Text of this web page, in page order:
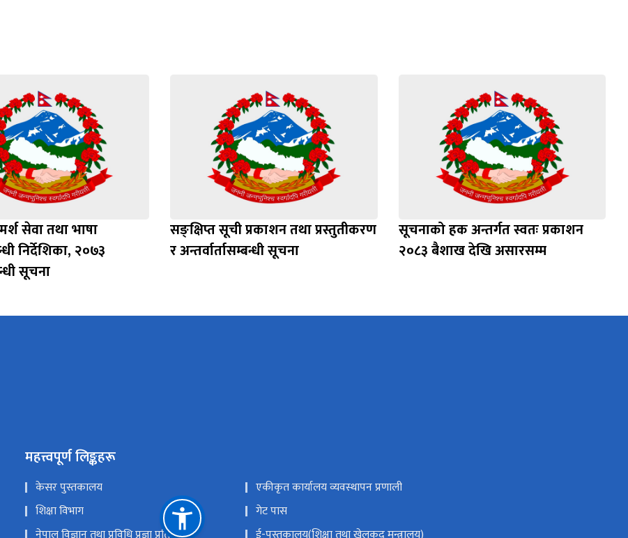
सेवा तथा भाषा
निर्देशिका, २०७३
सूचना
सङ्क्षिप्त सूची प्रकाशन तथा प्रस्तुतीकरण
र अन्तर्वार्तासम्बन्धी सूचना
सूचनाको हक अन्तर्गत स्वतः प्रकाशन
२०८३ बैशाख देखि असारसम्म
महत्त्वपूर्ण लिङ्कहरू
केसर पुस्तकालय
एकीकृत कार्यालय व्यवस्थापन प्रणाली
शिक्षा विभाग
गेट पास